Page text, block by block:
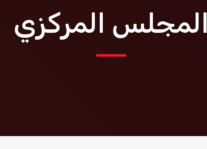
المجلس المركزي